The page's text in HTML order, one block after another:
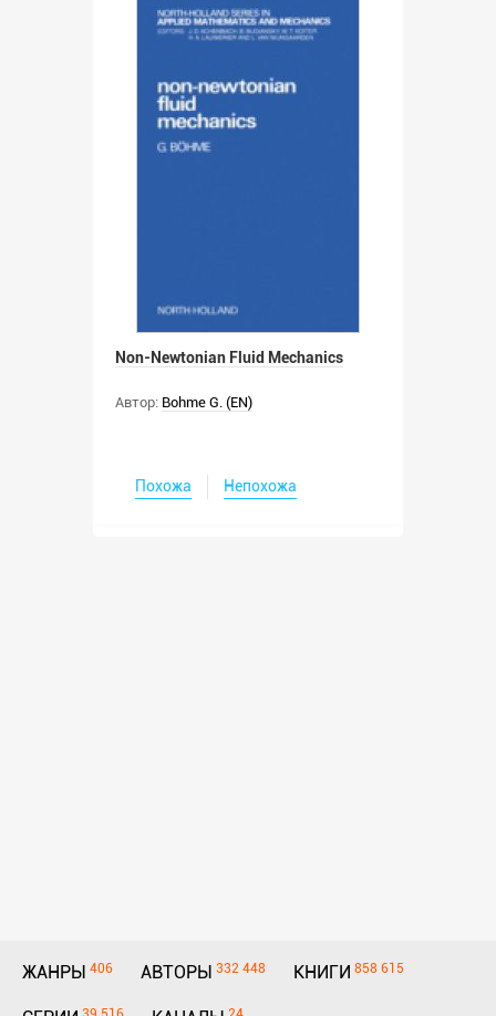
Non-Newtonian Fluid Mechanics
Автор: Bohme G. (EN)
Похожа Непохожа
ЖАНРЫ 406 АВТОРЫ 332 448 КНИГИ 858 615